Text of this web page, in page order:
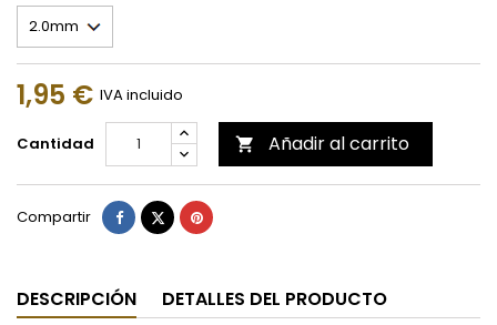
1,95 € IVA incluido
Cantidad  Añadir al carrito
Compartir Compartir
TuitearPinterest
DESCRIPCIÓN DETALLES DEL PRODUCTO